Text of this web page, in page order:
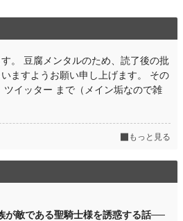
。 豆腐メンタルのため、読了後の批
ますようお願い申し上げます。 その
イッター まで（メイン垢なので雑
もっと見る
が敵である聖騎士様を誘惑する話──